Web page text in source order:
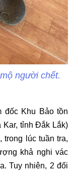
người chết.
đốc Khu Bảo tồn
Kar, tỉnh Đắk Lắk)
trong lúc tuần tra,
khả nghi vác
Tuy nhiên, 2 đối